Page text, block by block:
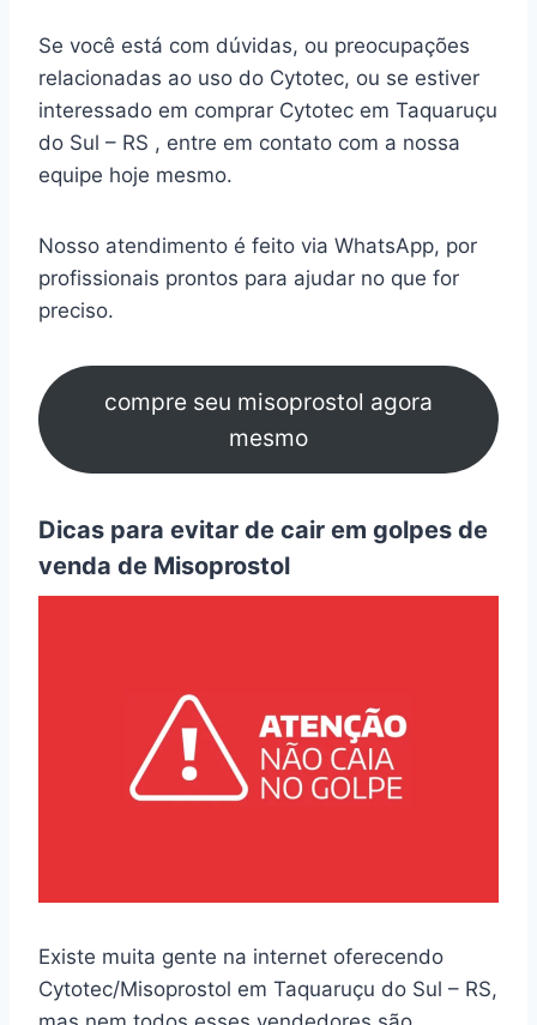
Se você está com dúvidas, ou preocupações
relacionadas ao uso do Cytotec, ou se estiver
interessado em comprar Cytotec em Taquaruçu
do Sul – RS , entre em contato com a nossa
equipe hoje mesmo.
Nosso atendimento é feito via WhatsApp, por
profissionais prontos para ajudar no que for
preciso.
compre seu misoprostol agora
mesmo
Dicas para evitar de cair em golpes de
venda de Misoprostol
Existe muita gente na internet oferecendo
Cytotec/Misoprostol em Taquaruçu do Sul – RS,